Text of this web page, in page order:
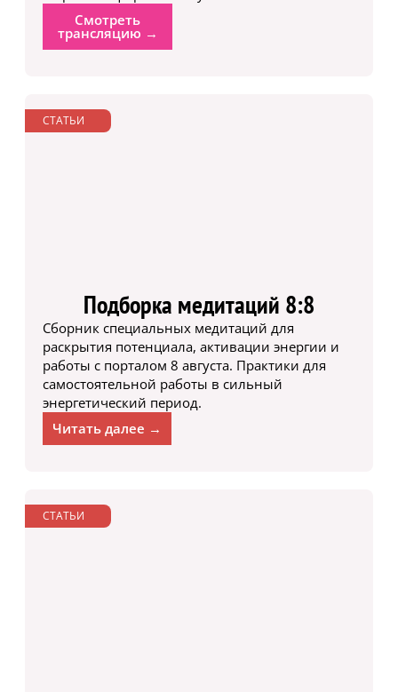
Смотреть
трансляцию →
СТАТЬИ
Подборка медитаций 8:8
Сборник специальных медитаций для
раскрытия потенциала, активации энергии и
работы с порталом 8 августа. Практики для
самостоятельной работы в сильный
энергетический период.
Читать далее →
СТАТЬИ